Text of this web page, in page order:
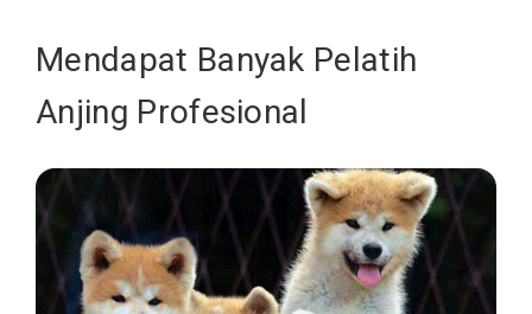
Mendapat Banyak Pelatih
Anjing Profesional